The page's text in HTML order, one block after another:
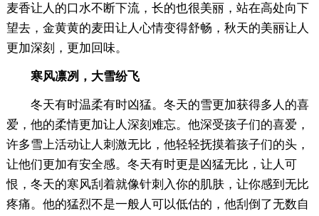
麦香让人的口水不断下流，长的也很美丽，站在高处向下
望去，金黄黄的麦田让人心情变得舒畅，秋天的美丽让人
更加深刻，更加回味。
寒风凛冽，大雪纷飞
冬天有时温柔有时凶猛。冬天的雪更加获得多人的喜
爱，他的柔情更加让人深刻难忘。他深受孩子们的喜爱，
许多雪上活动让人刺激无比，他轻轻抚摸着孩子们的头，
让他们更加有安全感。冬天有时更是凶猛无比，让人可
恨，冬天的寒风刮着就像针刺入你的肌肤，让你感到无比
疼痛。他的猛烈不是一般人可以低估的，他刮倒了无数自